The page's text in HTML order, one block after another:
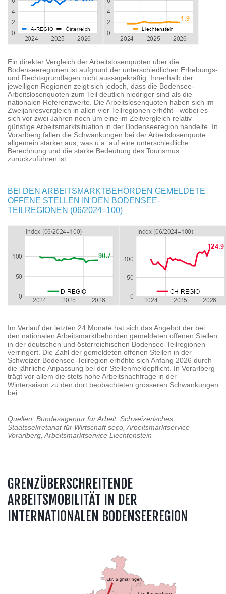
Ein direkter Vergleich der Arbeitslosenquoten über die
Bodenseeregionen ist aufgrund der unterschiedlichen Erhebungs-
und Rechtsgrundlagen nicht aussagekräftig. Innerhalb der
jeweiligen Regionen zeigt sich jedoch, dass die Bodensee-
Arbeitslosenquoten zum Teil deutlich niedriger sind als die
nationalen Referenzwerte. Die Arbeitslosenquoten haben sich im
Zweijahresvergleich in allen vier Teilregionen erhöht - wobei es
sich vor zwei Jahren noch um eine im Zeitvergleich relativ
günstige Arbeitsmarktsituation in der Bodenseeregion handelte. In
Vorarlberg fallen die Schwankungen bei der Arbeitslosenquote
allgemein stärker aus, was u.a. auf eine unterschiedliche
Berechnung und die starke Bedeutung des Tourismus
zurückzuführen ist.
BEI DEN ARBEITSMARKTBEHÖRDEN GEMELDETE
OFFENE STELLEN IN DEN BODENSEE-
TEILREGIONEN (06/2024=100)
Im Verlauf der letzten 24 Monate hat sich das Angebot der bei
den nationalen Arbeitsmarktbehörden gemeldeten offenen Stellen
in der deutschen und österreichischen Bodensee-Teilregionen
verringert. Die Zahl der gemeldeten offenen Stellen in der
Schweizer Bodensee-Teilregion erhöhte sich Anfang 2026 durch
die jährliche Anpassung bei der Stellenmeldepflicht. In Vorarlberg
trägt vor allem die stets hohe Arbeitsnachfrage in der
Wintersaison zu den dort beobachteten grösseren Schwankungen
bei.
Quellen: Bundesagentur für Arbeit, Schweizerisches
Staatssekretariat für Wirtschaft seco, Arbeitsmarktservice
Vorarlberg, Arbeitsmarktservice Liechtenstein
GRENZÜBERSCHREITENDE
ARBEITSMOBILITÄT IN DER
INTERNATIONALEN BODENSEEREGION